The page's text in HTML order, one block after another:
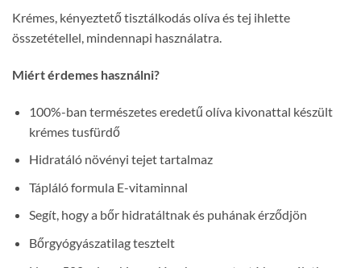
Krémes, kényeztető tisztálkodás olíva és tej ihlette
összetétellel, mindennapi használatra.
Miért érdemes használni?
100%-ban természetes eredetű olíva kivonattal készült
krémes tusfürdő
Hidratáló növényi tejet tartalmaz
Tápláló formula E-vitaminnal
Segít, hogy a bőr hidratáltnak és puhának érződjön
Bőrgyógyászatilag tesztelt